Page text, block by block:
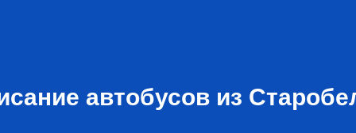
автобусов из